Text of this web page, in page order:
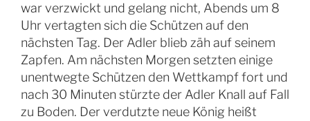
war verzwickt und gelang nicht, Abends um 8
Uhr vertagten sich die Schützen auf den
nächsten Tag. Der Adler blieb zäh auf seinem
Zapfen. Am nächsten Morgen setzten einige
unentwegte Schützen den Wettkampf fort und
nach 30 Minuten stürzte der Adler Knall auf Fall
zu Boden. Der verdutzte neue König heißt